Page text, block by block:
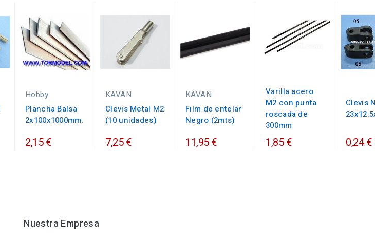
Hobby
Plancha Balsa
2x100x1000mm.
2,15 €
KAVAN
Clevis Metal M2
(10 unidades)
7,25 €
KAVAN
Film de entelar
Negro (2mts)
11,95 €
Varilla acero
M2 con punta
roscada de
300mm
1,85 €
Clevis
0,24 €
Nuestra Empresa